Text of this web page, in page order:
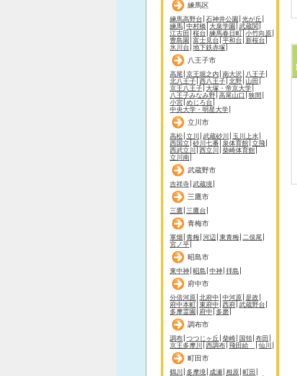
練馬区
練馬高野台 石神井公園
光が丘
練馬 中村橋 大泉学園
武蔵関
江古田 桜台 練馬春日町 小竹向原
豊島園
富士見台 平和台
新桜台
氷川台 地下鉄赤塚
八王子市
高尾 京王堀之内 南大沢
八王子
北八王子 西八王子 北野 山田
京王八王子 大塚・帝京大学
八王子みなみ野 高尾山口
狭間
小宮 めじろ台
中央大学・明星大学
立川市
高松 立川 武蔵砂川
玉川上水
西国立 砂川七番 泉体育館 立飛
西武立川
西立川
柴崎体育館
立川南
武蔵野市
吉祥寺 武蔵境
三鷹市
三鷹 三鷹台
青梅市
軍畑 青梅 河辺 東青梅 二俣尾
宮ノ平
昭島市
東中神 昭島 中神 拝島
府中市
分倍河原 北府中 中河原 是政
府中本町 東府中 西府 武蔵野台
多摩霊園
府中 多磨
調布市
調布 つつじヶ丘 柴崎 国領 布田
京王多摩川
西調布 飛田給 仙川
町田市
鶴川 多摩境 成瀬 相原 町田